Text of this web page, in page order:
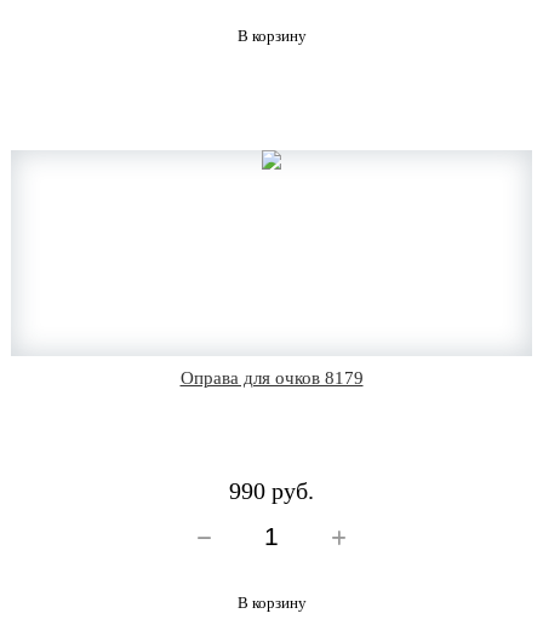
В корзину
Оправа для очков 8179
990 руб.
В корзину